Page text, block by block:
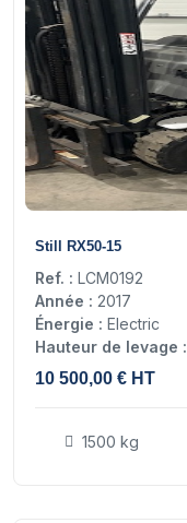
Still RX50-15
Ref. : LCM0192
Année : 2017
Énergie : Electric
Hauteur de levage :
10 500,00 € HT
1500 kg